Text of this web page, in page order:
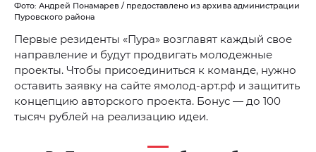
Фото: Андрей Понамарев / предоставлено из архива администрации
Пуровского района
Первые резиденты «Пура» возглавят каждый свое
направление и будут продвигать молодежные
проекты. Чтобы присоединиться к команде, нужно
оставить заявку на сайте ямолод-арт.рф и защитить
концепцию авторского проекта. Бонус — до 100
тысяч рублей на реализацию идеи.